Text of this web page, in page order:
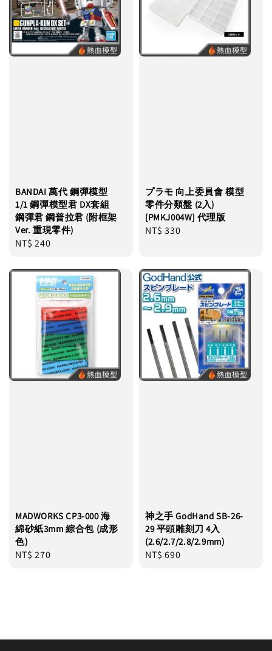
BANDAI 萬代 鋼彈模型
1/1 鋼彈模型君 DX套組
鋼彈君 鋼普拉君 (附框架
Ver. 重現零件)
Regular
NT$ 240
プラモ 向上委員會 模型
零件分類盤 (2入)
[PMKJ004W] 代理版
Regular
NT$ 330
MADWORKS CP3-000 海
綿砂紙3mm 綜合包 (成形
色)
Regular
NT$ 270
神之手 GodHand SB-26-
29 平頭雕刻刀 4入
(2.6/2.7/2.8/2.9mm)
Regular
NT$ 690